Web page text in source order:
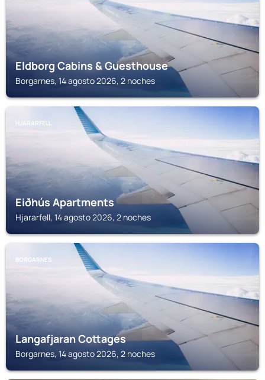
Eldborg Cabins & Guesthouse
Borgarnes, 14 agosto 2026, 2 noches
HJARARFELL
Eiðhús Apartments
Hjararfell, 14 agosto 2026, 2 noches
BORGARNES
Langafjaran Cottages
Borgarnes, 14 agosto 2026, 2 noches